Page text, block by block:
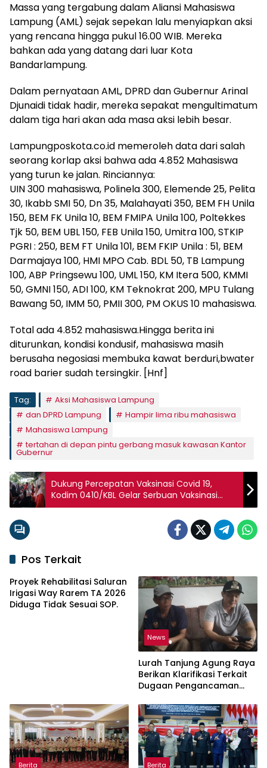
Massa yang tergabung dalam Aliansi Mahasiswa
Lampung (AML) sejak sepekan lalu menyiapkan aksi
yang rencana hingga pukul 16.00 WIB. Mereka
bahkan ada yang datang dari luar Kota
Bandarlampung.
Dalam pernyataan AML, DPRD dan Gubernur Arinal
Djunaidi tidak hadir, mereka sepakat mengultimatum
dalam tiga hari akan ada masa aksi lebih besar.
Lampungposkota.co.id memeroleh data dari salah
seorang korlap aksi bahwa ada 4.852 Mahasiswa
yang turun ke jalan. Rinciannya:
UIN 300 mahasiswa, Polinela 300, Elemende 25, Pelita
30, Ikabb SMI 50, Dn 35, Malahayati 350, BEM FH Unila
150, BEM FK Unila 10, BEM FMIPA Unila 100, Poltekkes
Tjk 50, BEM UBL 150, FEB Unila 150, Umitra 100, STKIP
PGRI : 250, BEM FT Unila 101, BEM FKIP Unila : 51, BEM
Darmajaya 100, HMI MPO Cab. BDL 50, TB Lampung
100, ABP Pringsewu 100, UML 150, KM Itera 500, KMMI
50, GMNI 150, ADI 100, KM Teknokrat 200, MPU Tulang
Bawang 50, IMM 50, PMII 300, PM OKUS 10 mahasiswa.
Total ada 4.852 mahasiswa.Hingga berita ini
diturunkan, kondisi kondusif, mahasiswa masih
berusaha negosiasi membuka kawat berduri,bwater
road barier sudah tersingkir. [Hnf]
Tag:
Aksi Mahasiswa Lampung
dan DPRD Lampung
Hampir lima ribu mahasiswa
Mahasiswa Lampung
tertahan di depan pintu gerbang masuk kawasan Kantor
Gubernur
Dukung Percepatan Vaksinasi Covid 19,
Kodim 0410/KBL Gelar Serbuan Vaksinasi
Masyarakat
Pos Terkait
Proyek Rehabilitasi Saluran
Irigasi Way Rarem TA 2026
Diduga Tidak Sesuai SOP.
News
Lurah Tanjung Agung Raya
Berikan Klarifikasi Terkait
Dugaan Pengancaman
Berujung Laporan ke Polisi
Berita Berita